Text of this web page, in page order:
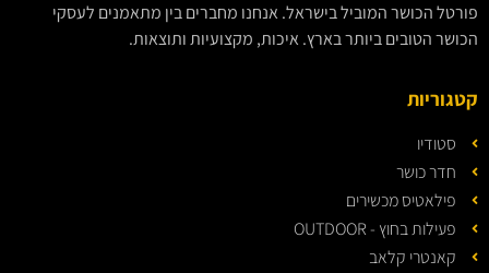
פורטל הכושר המוביל בישראל. אנחנו מחברים בין מתאמנים לעסקי
הכושר הטובים ביותר בארץ. איכות, מקצועיות ותוצאות.
קטגוריות
סטודיו
חדר כושר
פילאטיס מכשירים
פעילות בחוץ - OUTDOOR
קאנטרי קלאב